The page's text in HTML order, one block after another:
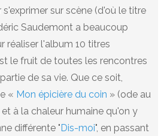
sur scène (d'où le titre
Saudemont a beaucoup
réaliser l'album 10 titres
le fruit de toutes les rencontres
de sa vie. Que ce soit,
« Mon épicière du coin » (ode au
à la chaleur humaine qu'on y
différente "Dis-moi", en passant